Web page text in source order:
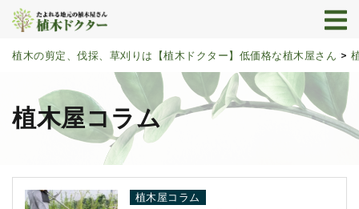
植木の剪定、伐採、草刈りは【植木ドクター】低価格な植木屋さん >
植木屋コラム
植木屋コラム